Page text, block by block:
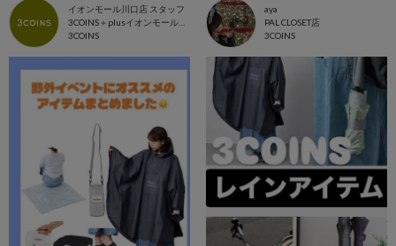
イオンモール川口店 スタッフ
3COINS＋plusイオンモール川口店
3COINS
aya
PAL CLOSET店
3COINS